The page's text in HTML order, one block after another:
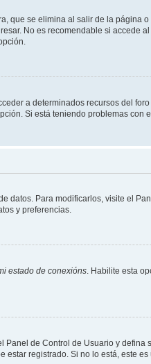
que se elimina al salir de la página
No es recomendable si accede
a determinados recursos del
Si está teniendo problemas con
datos. Para modificarlos, visite el
y preferencias.
estado de conexións . Habilite esta
de Control de Usuario y
registrado. Si no lo está, este